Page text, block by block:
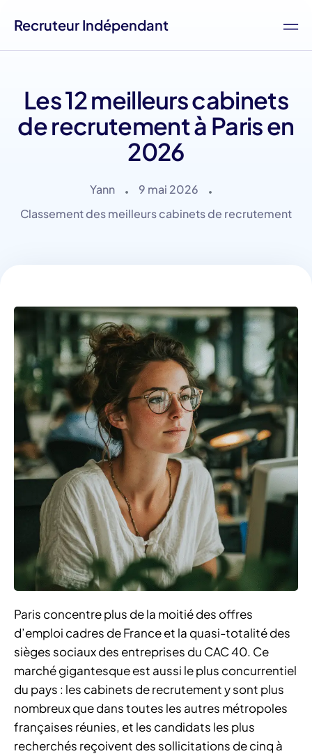
Recruteur Indépendant
Les 12 meilleurs cabinets
de recrutement à Paris en
2026
Yann
9 mai 2026
Classement des meilleurs cabinets de recrutement
Paris concentre plus de la moitié des offres
d’emploi cadres de France et la quasi-totalité des
sièges sociaux des entreprises du CAC 40. Ce
marché gigantesque est aussi le plus concurrentiel
du pays : les cabinets de recrutement y sont plus
nombreux que dans toutes les autres métropoles
françaises réunies, et les candidats les plus
recherchés reçoivent des sollicitations de cinq à